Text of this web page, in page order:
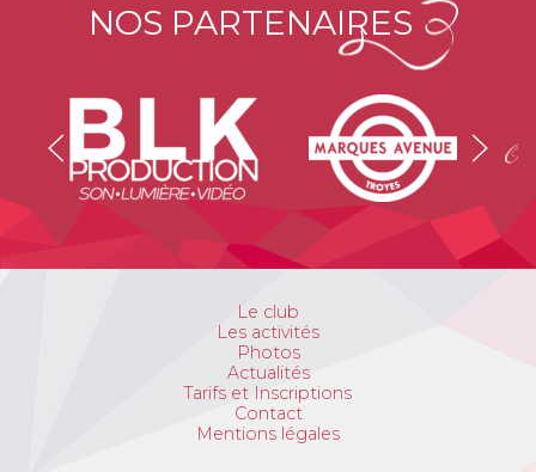
NOS PARTENAIRES
Le club
Les activités
Photos
Actualités
Tarifs et Inscriptions
Contact
Mentions légales